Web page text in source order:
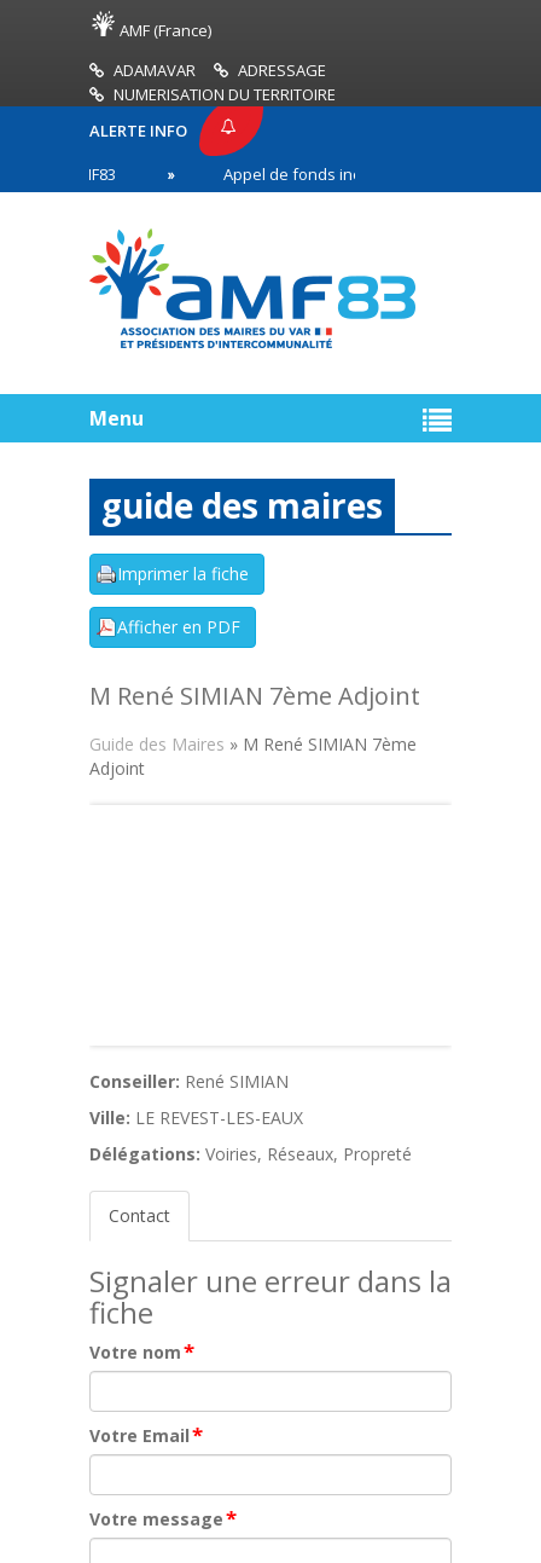
AMF (France)
ADAMAVAR
ADRESSAGE
NUMERISATION DU TERRITOIRE
ALERTE INFO
Appel de fonds incendies de forêt
première ligne
Menu
guide des maires
M René SIMIAN 7ème Adjoint
Guide des Maires » M René SIMIAN 7ème
Adjoint
Conseiller: René SIMIAN
Ville: LE REVEST-LES-EAUX
Délégations: Voiries, Réseaux, Propreté
Contact
Signaler une erreur dans la
fiche
Votre nom*
Votre Email*
Votre message*